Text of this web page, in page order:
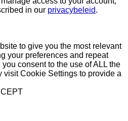
in our privacybeleid.
to give you the most relevant
your preferences and repeat
consent to the use of ALL the
visit Cookie Settings to provide a